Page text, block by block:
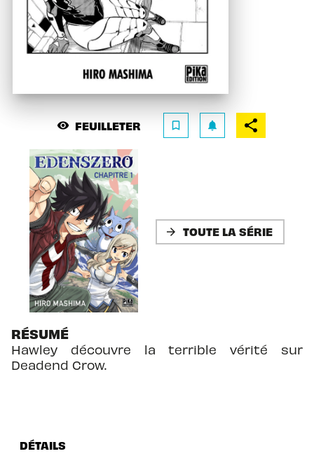
visibility FEUILLETER bookmark_border notifications
arrow_forward TOUTE LA SÉRIE
RÉSUMÉ
Hawley découvre la terrible vérité sur
Deadend Crow.
DÉTAILS